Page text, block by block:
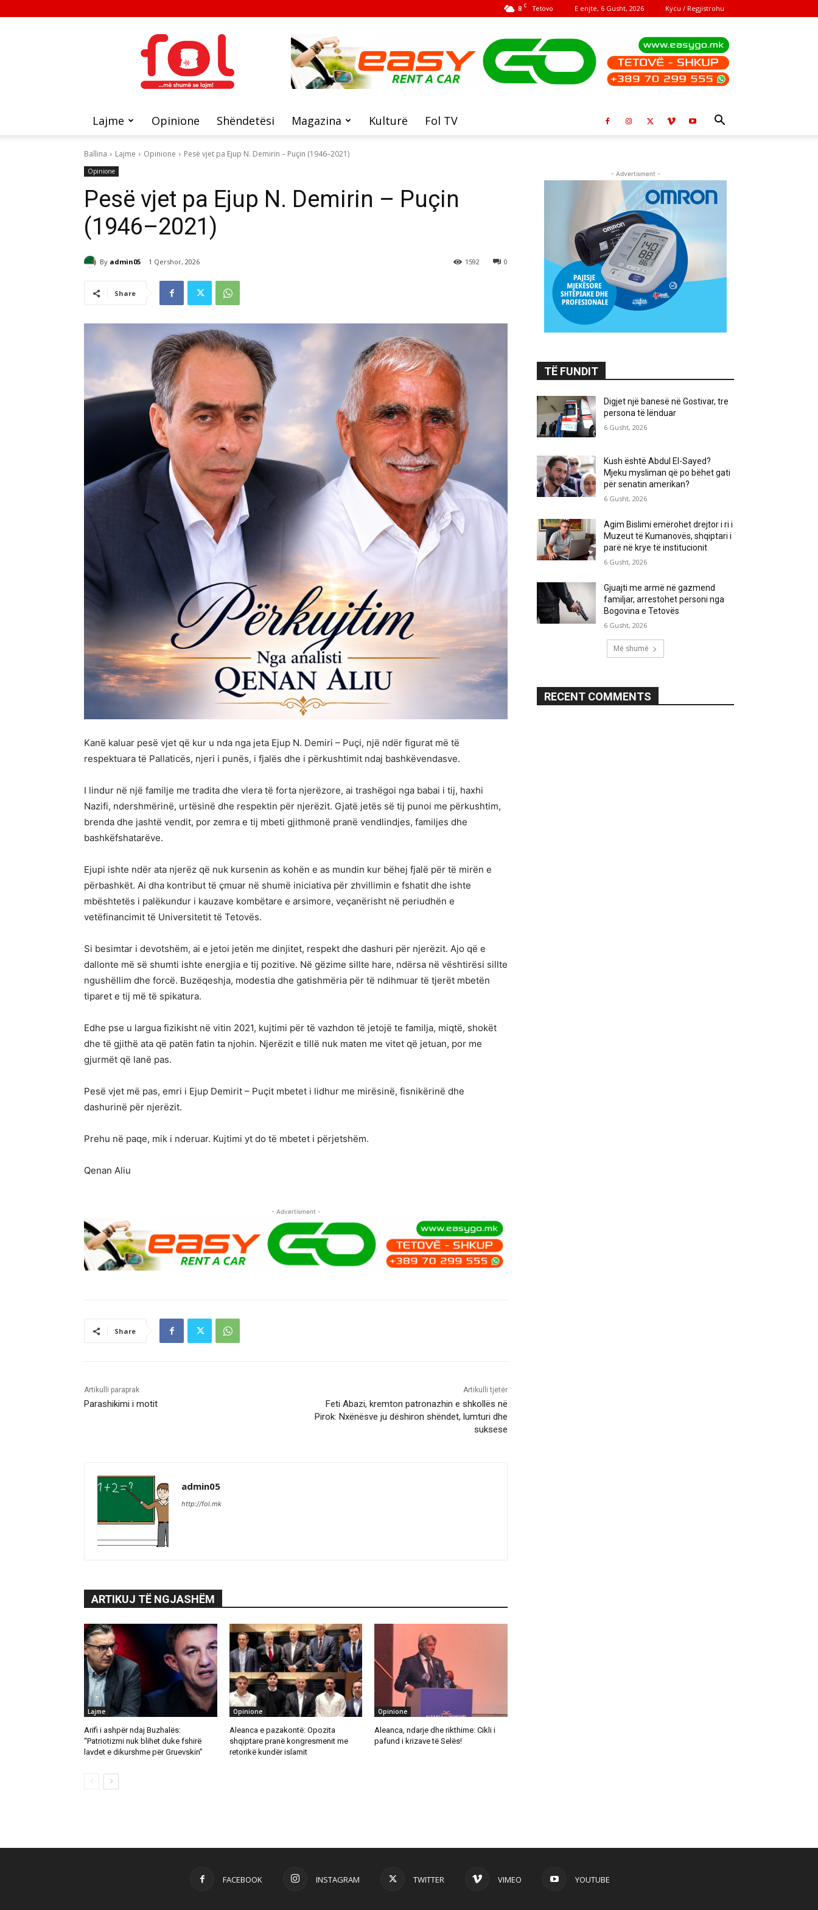
8 C Tetovo E enjte, 6 Gusht, 2026 Kycu / Regjistrohu
FOL
Lajme Opinione Shëndetësi Magazina Kulturë Fol TV
Ballina Lajme Opinione Pesë vjet pa Ejup N. Demirin – Puçin (1946–2021)
Opinione
Pesë vjet pa Ejup N. Demirin – Puçin
(1946–2021)
By admin05 1 Qershor, 2026 0
1592
Share
Kanë kaluar pesë vjet që kur u nda nga jeta Ejup N. Demiri – Puçi, një ndër figurat më të
respektuara të Pallaticës, njeri i punës, i fjalës dhe i përkushtimit ndaj bashkëvendasve.
I lindur në një familje me tradita dhe vlera të forta njerëzore, ai trashëgoi nga babai i tij, haxhi
Nazifi, ndershmërinë, urtësinë dhe respektin për njerëzit. Gjatë jetës së tij punoi me përkushtim,
brenda dhe jashtë vendit, por zemra e tij mbeti gjithmonë pranë vendlindjes, familjes dhe
bashkëfshatarëve.
Ejupi ishte ndër ata njerëz që nuk kursenin as kohën e as mundin kur bëhej fjalë për të mirën e
përbashkët. Ai dha kontribut të çmuar në shumë iniciativa për zhvillimin e fshatit dhe ishte
mbështetës i palëkundur i kauzave kombëtare e arsimore, veçanërisht në periudhën e
vetëfinancimit të Universitetit të Tetovës.
Si besimtar i devotshëm, ai e jetoi jetën me dinjitet, respekt dhe dashuri për njerëzit. Ajo që e
dallonte më së shumti ishte energjia e tij pozitive. Në gëzime sillte hare, ndërsa në vështirësi sillte
ngushëllim dhe forcë. Buzëqeshja, modestia dhe gatishmëria për të ndihmuar të tjerët mbetën
tiparet e tij më të spikatura.
Edhe pse u largua fizikisht në vitin 2021, kujtimi për të vazhdon të jetojë te familja, miqtë, shokët
dhe të gjithë ata që patën fatin ta njohin. Njerëzit e tillë nuk maten me vitet që jetuan, por me
gjurmët që lanë pas.
Pesë vjet më pas, emri i Ejup Demirit – Puçit mbetet i lidhur me mirësinë, fisnikërinë dhe
dashurinë për njerëzit.
Prehu në paqe, mik i nderuar. Kujtimi yt do të mbetet i përjetshëm.
Qenan Aliu
- Advertisment -
Share
Artikulli paraprak
Parashikimi i motit
Artikulli tjetër
Feti Abazi, kremton patronazhin e shkollës në
Pirok: Nxënësve ju dëshiron shëndet, lumturi dhe
suksese
admin05
http://fol.mk
ARTIKUJ TË NGJASHËM
Lajme
Arifi i ashpër ndaj Buzhalës:
“Patriotizmi nuk blihet duke fshirë
lavdet e dikurshme për Gruevskin”
Opinione
Aleanca e pazakontë: Opozita
shqiptare pranë kongresmenit me
retorikë kundër islamit
Opinione
Aleanca, ndarje dhe rikthime: Cikli i
pafund i krizave të Selës!
- Advertisment -
TË FUNDIT
Digjet një banesë në Gostivar, tre
persona të lënduar
6 Gusht, 2026
Kush është Abdul El-Sayed?
Mjeku mysliman që po bëhet gati
për senatin amerikan?
6 Gusht, 2026
Agim Bislimi emërohet drejtor i ri i
Muzeut të Kumanovës, shqiptari i
parë në krye të institucionit
6 Gusht, 2026
Gjuajti me armë në gazmend
familjar, arrestohet personi nga
Bogovina e Tetovës
6 Gusht, 2026
Më shumë
RECENT COMMENTS
FACEBOOK INSTAGRAM TWITTER VIMEO YOUTUBE